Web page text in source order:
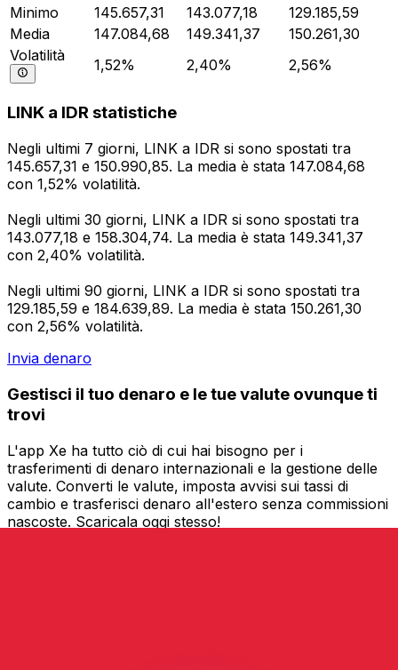
Minimo
145.657,31 143.077,18
129.185,59
Media
147.084,68 149.341,37
150.261,30
Volatilità
1,52% 2,40% 2,56%
LINK a IDR statistiche
Negli ultimi 7 giorni, LINK a IDR si sono spostati tra
145.657,31 e 150.990,85. La media è stata 147.084,68
con 1,52% volatilità.
Negli ultimi 30 giorni, LINK a IDR si sono spostati tra
143.077,18 e 158.304,74. La media è stata 149.341,37
con 2,40% volatilità.
Negli ultimi 90 giorni, LINK a IDR si sono spostati tra
129.185,59 e 184.639,89. La media è stata 150.261,30
con 2,56% volatilità.
Invia denaro
Gestisci il tuo denaro e le tue valute ovunque ti
trovi
L'app Xe ha tutto ciò di cui hai bisogno per i
trasferimenti di denaro internazionali e la gestione delle
valute. Converti le valute, imposta avvisi sui tassi di
cambio e trasferisci denaro all'estero senza commissioni
nascoste. Scaricala oggi stesso!